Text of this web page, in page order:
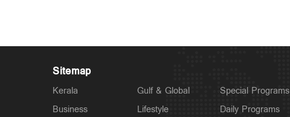
Sitemap
Kerala
Business
Gulf & Global
Lifestyle
Special Programs
Daily Programs